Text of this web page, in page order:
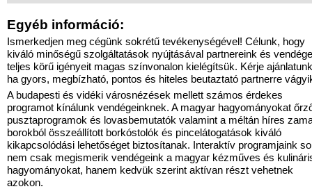
Egyéb információ:
Ismerkedjen meg cégünk sokrétű tevékenységével! Célunk, hogy
kiváló minőségű szolgáltatások nyújtásával partnereink és
teljes körű igényeit magas színvonalon kielégítsük. Kérje
ha gyors, megbízható, pontos és hiteles beutaztató partnerre
A budapesti és vidéki városnézések mellett számos érdekes
programot kínálunk vendégeinknek. A magyar hagyományokat
pusztaprogramok és lovasbemutatók valamint a méltán híres
borokból összeállított borkóstolók és pincelátogatások kiváló
kikapcsolódási lehetőséget biztosítanak. Interaktív programjaink
nem csak megismerik vendégeink a magyar kézműves és
hagyományokat, hanem kedvük szerint aktívan részt vehetnek
azokon.